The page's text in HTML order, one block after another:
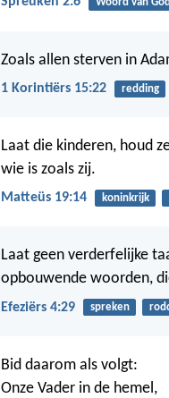
Woord van God
Zoals allen sterven in
1 Korintiërs 15:22 redding
Laat die kinderen, houd
wie is zoals zij.
Matteüs 19:14 koninkrijk
Laat geen verderfelijke
opbouwende woorden,
Efeziërs 4:29 spreken
Bid daarom als volgt:
Onze Vader in de hemel,